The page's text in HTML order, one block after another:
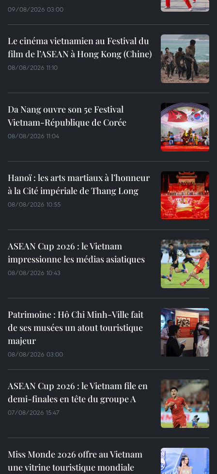
09/08/2026 03:00
Le cinéma vietnamien au Festival du
film de l’ASEAN à Hong Kong (Chine)
08/08/2026 11:10
Da Nang ouvre son 5e Festival
Vietnam-République de Corée
08/08/2026 11:04
Hanoï : les arts martiaux à l’honneur
à la Cité impériale de Thang Long
08/08/2026 10:55
ASEAN Cup 2026 : le Vietnam
impressionne les médias asiatiques
08/08/2026 10:43
Patrimoine : Hô Chi Minh-Ville fait
de ses musées un atout touristique
majeur
08/08/2026 03:00
ASEAN Cup 2026 : le Vietnam file en
demi-finales en tête du groupe A
07/08/2026 15:47
Miss Monde 2026 offre au Vietnam
une vitrine touristique mondiale